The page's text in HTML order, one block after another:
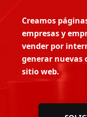
Creamos
empresas y
vender por
generar nuevas
sitio web.